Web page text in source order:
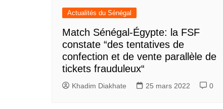
Actualités du Sénégal
Match Sénégal-Égypte: la FSF
constate “des tentatives de
confection et de vente parallèle de
tickets frauduleux“
Khadim Diakhate 25 mars 2022 0